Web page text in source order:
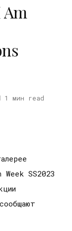
1 мин read
SS2023